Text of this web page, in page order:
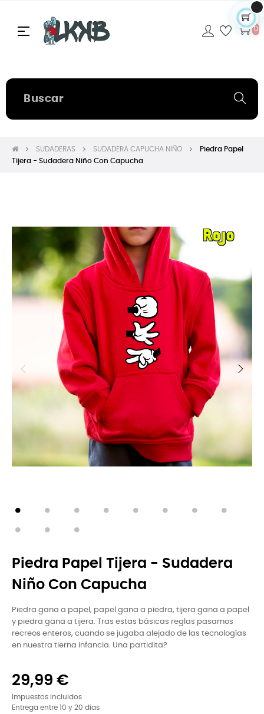
Navegación
☰ 0
SUDADERAS SUDADERA CAPUCHA NIÑO
Piedra Papel
Tijera - Sudadera Niño Con Capucha
Piedra Papel Tijera - Sudadera
Niño Con Capucha
Piedra gana a papel, papel gana a piedra, tijera gana a papel
y piedra gana a tijera. Tras estas básicas reglas pasamos
recreos enteros, cuando se jugaba alejado de las tecnologías
en nuestra tierna infancia. Una partidita?
29,99 €
Impuestos incluidos
Entrega entre 10 y 20 días